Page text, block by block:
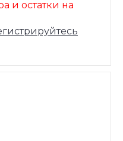
и остатки на